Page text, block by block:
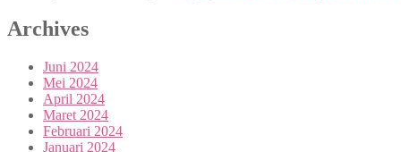
Archives
Juni 2024
Mei 2024
April 2024
Maret 2024
Februari 2024
Januari 2024